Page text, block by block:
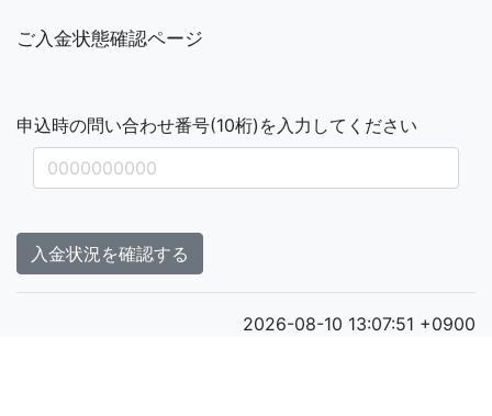
ご入金状態確認ページ
申込時の問い合わせ番号(10桁)を入力してください
入金状況を確認する
2026-08-10 13:07:51 +0900